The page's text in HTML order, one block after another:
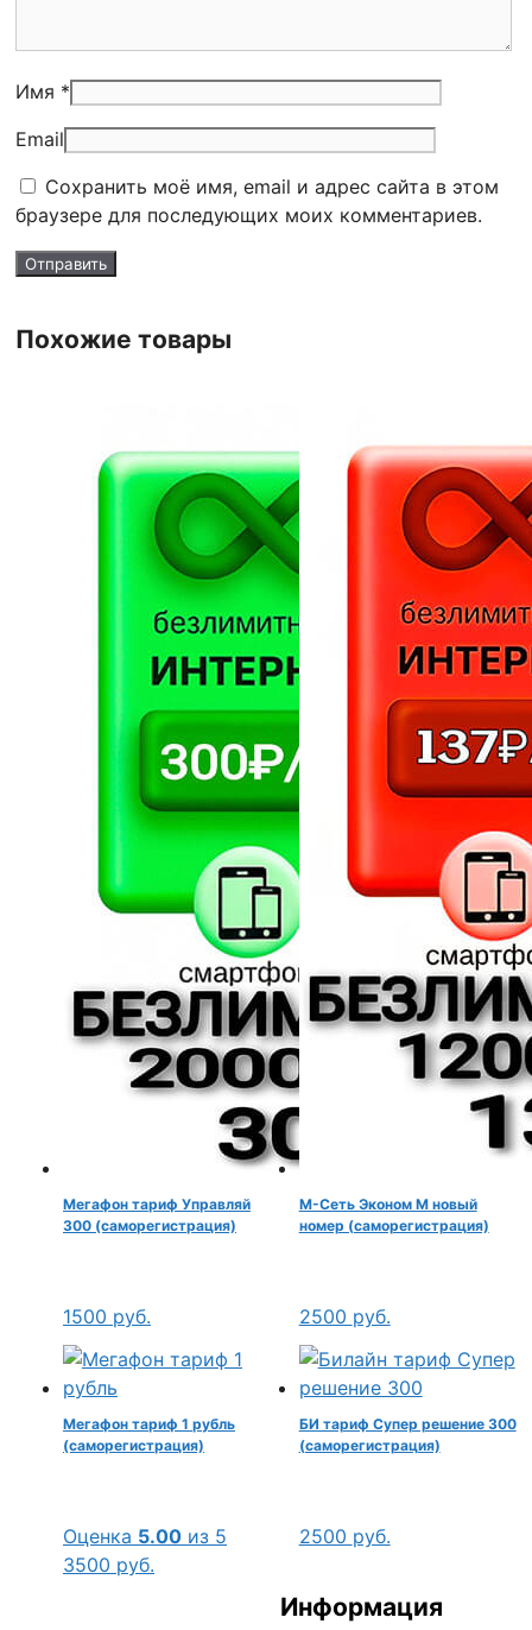
Имя *
Email
Сохранить моё имя, email и адрес сайта в этом
браузере для последующих моих комментариев.
Похожие товары
Мегафон тариф Управляй
300 (саморегистрация)
1500 руб.
М-Сеть Эконом М новый
номер (саморегистрация)
2500 руб.
Мегафон тариф 1 рубль
(саморегистрация)
Оценка 5.00 из 5
3500 руб.
БИ тариф Супер решение 300
(саморегистрация)
2500 руб.
Информация